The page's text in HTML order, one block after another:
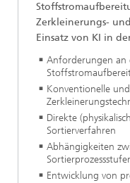
Zerkleinerungs-
Einsatz von KI in
Anforderungen an
Konventionelle
Direkte
Sortierverfahren
Abhängigkeiten
Entwicklung von